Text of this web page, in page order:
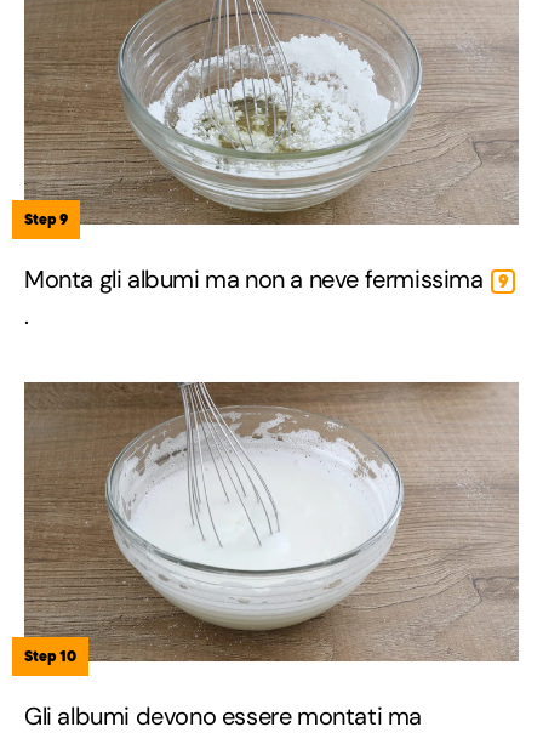
Step 9
Monta gli albumi ma non a neve fermissima 9
.
Step 10
Gli albumi devono essere montati ma